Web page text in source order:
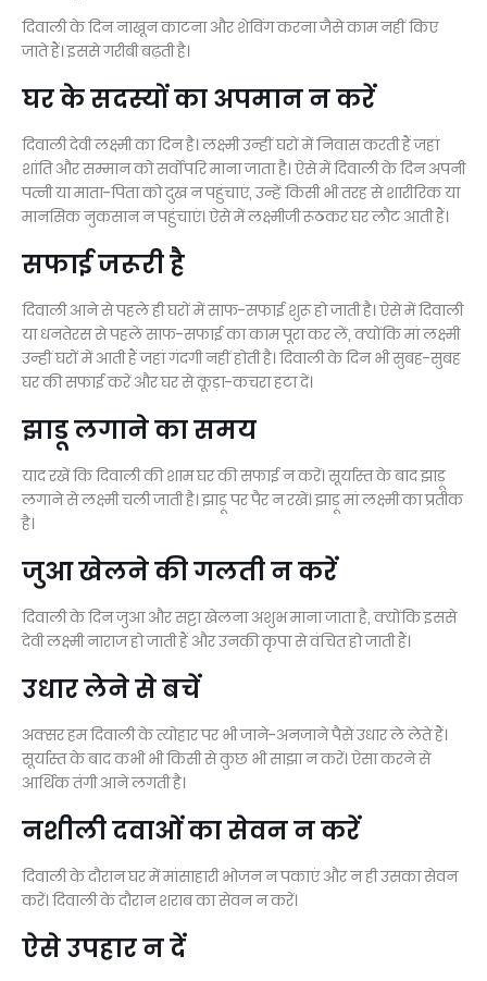
दिवाली के दिन नाखून काटना और शेविंग करना जैसे काम नहीं किए
जाते हैं। इससे गरीबी बढ़ती है।
घर के सदस्यों का अपमान न करें
दिवाली देवी लक्ष्मी का दिन है। लक्ष्मी उन्हीं घरों में निवास करती हैं जहां
शांति और सम्मान को सर्वोपरि माना जाता है। ऐसे में दिवाली के दिन अपनी
पत्नी या माता-पिता को दुख न पहुंचाएं, उन्हें किसी भी तरह से शारीरिक या
मानसिक नुकसान न पहुंचाएं। ऐसे में लक्ष्मीजी रूठकर घर लौट आती हैं।
सफाई जरूरी है
दिवाली आने से पहले ही घरों में साफ-सफाई शुरू हो जाती है। ऐसे में दिवाली
या धनतेरस से पहले साफ-सफाई का काम पूरा कर लें, क्योंकि मां लक्ष्मी
उन्हीं घरों में आती हैं जहां गंदगी नहीं होती है। दिवाली के दिन भी सुबह-सुबह
घर की सफाई करें और घर से कूड़ा-कचरा हटा दें।
झाडू लगाने का समय
याद रखें कि दिवाली की शाम घर की सफाई न करें। सूर्यास्त के बाद झाड़ू
लगाने से लक्ष्मी चली जाती है। झाड़ू पर पैर न रखें। झाड़ू मां लक्ष्मी का प्रतीक
है।
जुआ खेलने की गलती न करें
दिवाली के दिन जुआ और सट्टा खेलना अशुभ माना जाता है, क्योंकि इससे
देवी लक्ष्मी नाराज हो जाती हैं और उनकी कृपा से वंचित हो जाती हैं।
उधार लेने से बचें
अक्सर हम दिवाली के त्योहार पर भी जाने-अनजाने पैसे उधार ले लेते हैं।
सूर्यास्त के बाद कभी भी किसी से कुछ भी साझा न करें। ऐसा करने से
आर्थिक तंगी आने लगती है।
नशीली दवाओं का सेवन न करें
दिवाली के दौरान घर में मांसाहारी भोजन न पकाएं और न ही उसका सेवन
करें। दिवाली के दौरान शराब का सेवन न करें।
ऐसे उपहार न दें